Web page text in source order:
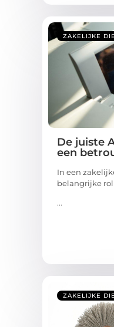
ZAKELIJKE
De juiste
een
In een
belangrijke
...
ZAKELIJKE